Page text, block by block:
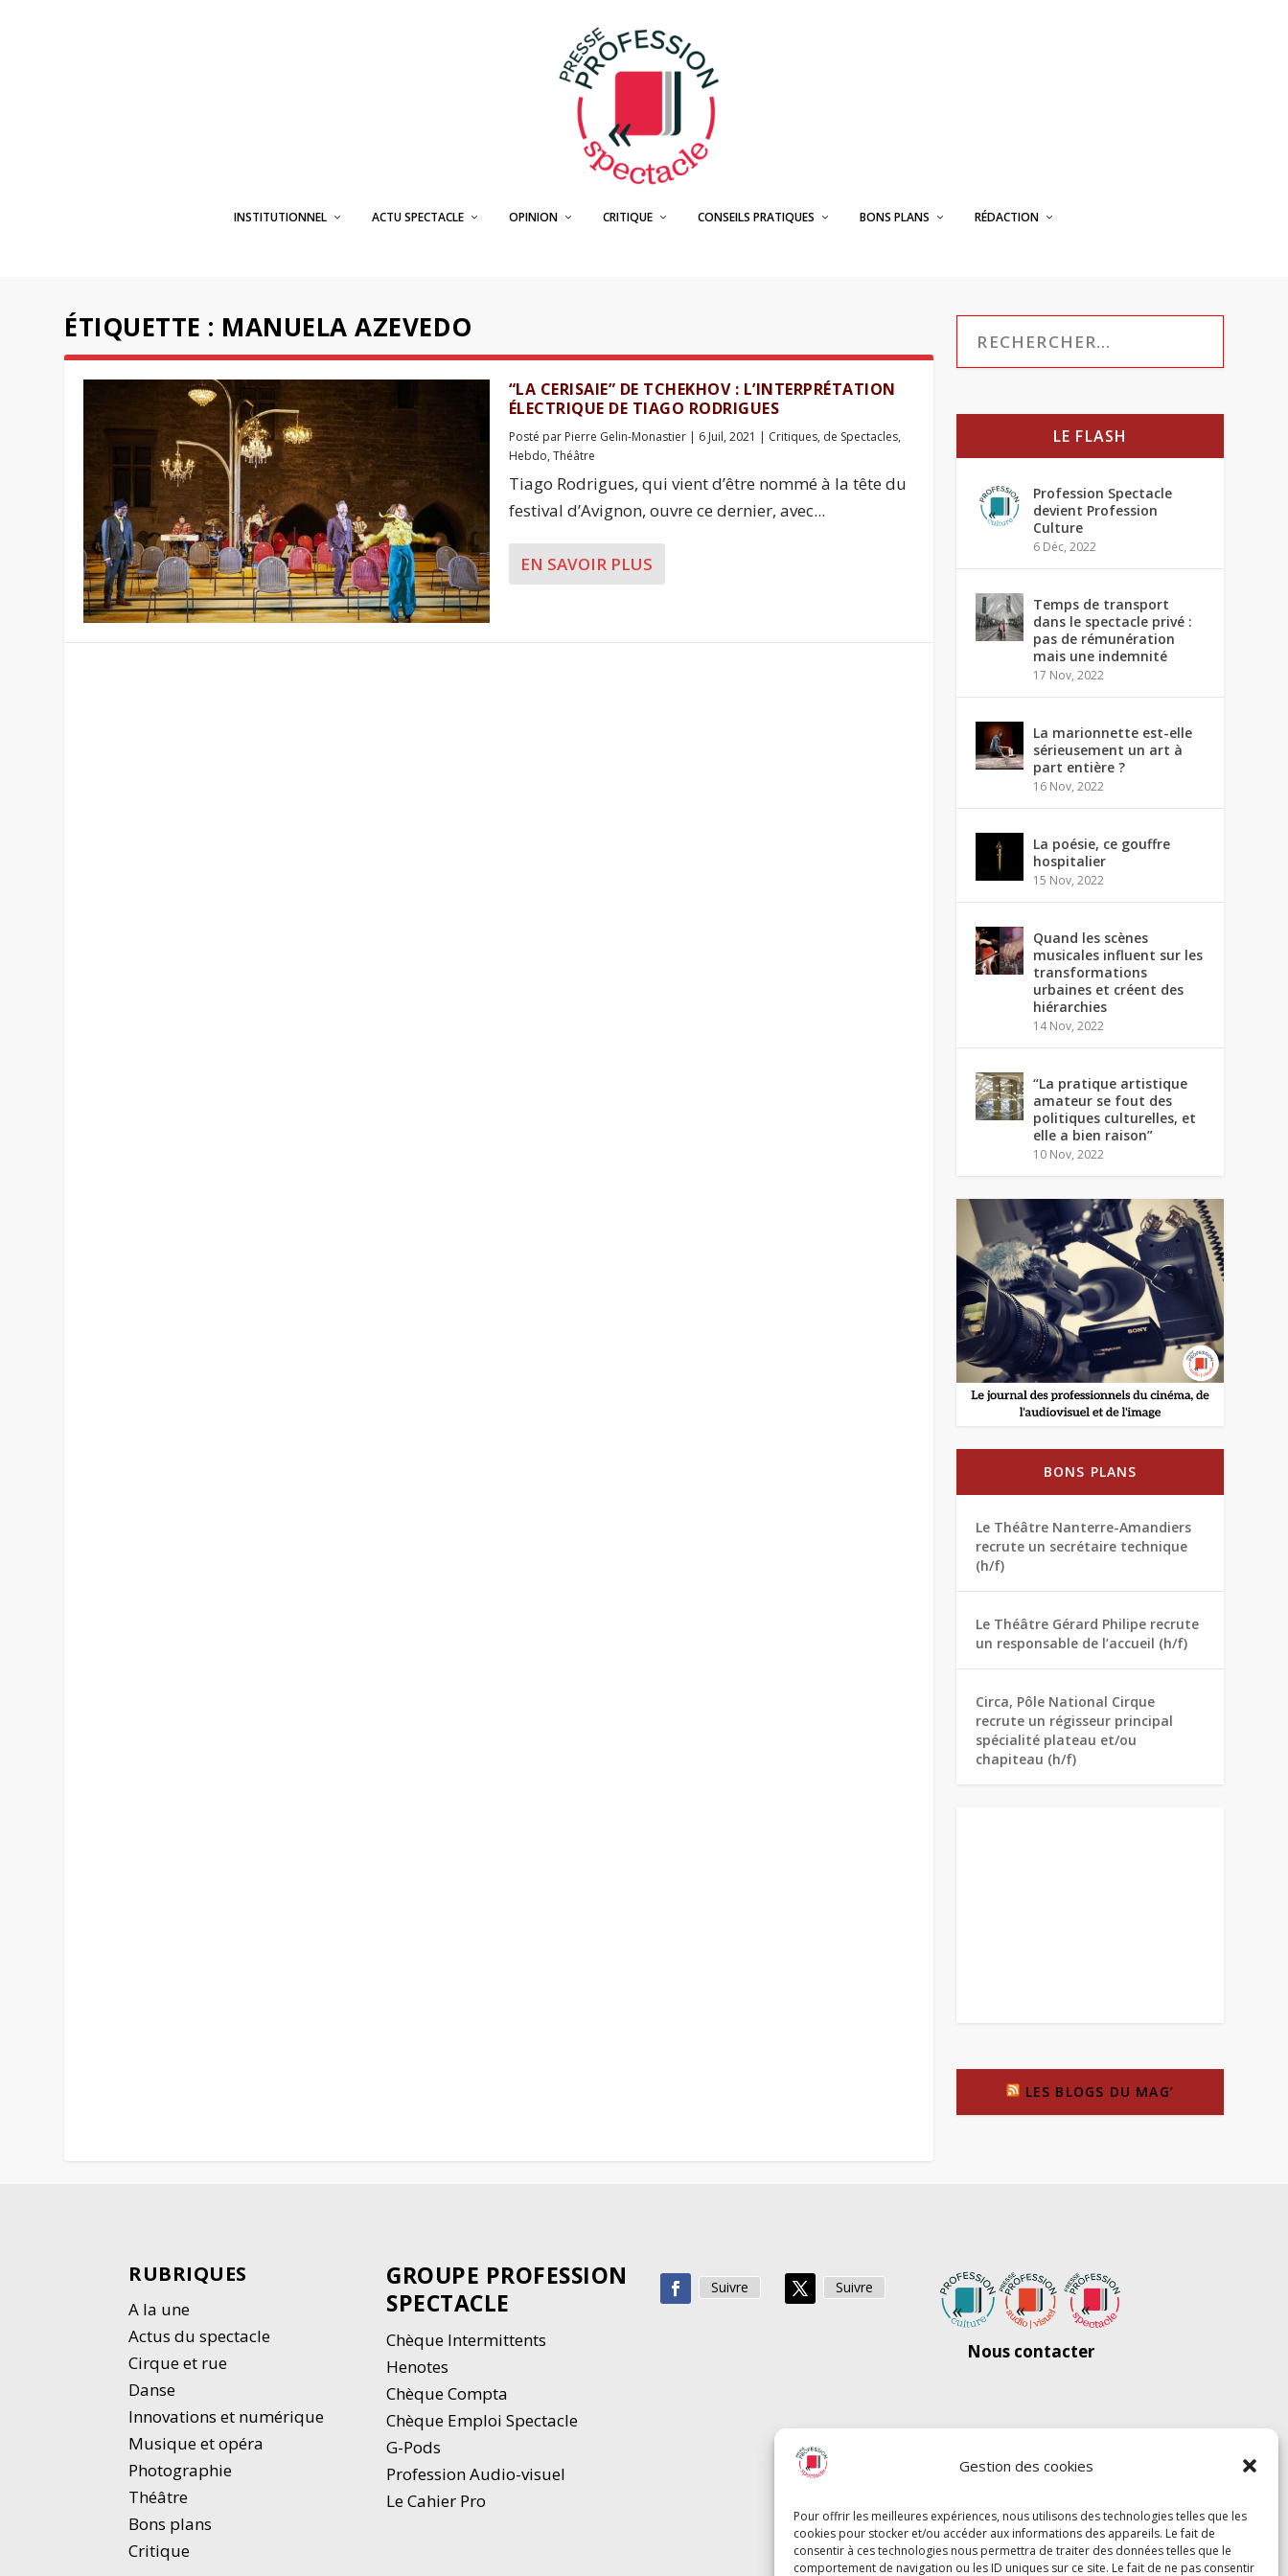
Gestion des cookies
Pour offrir les meilleures expériences, nous utilisons des technologies telles que les
cookies pour stocker et/ou accéder aux informations des appareils. Le fait de
consentir à ces technologies nous permettra de traiter des données telles que le
comportement de navigation ou les ID uniques sur ce site. Le fait de ne pas consentir
INSTITUTIONNEL ACTU SPECTACLE OPINION CRITIQUE CONSEILS PRATIQUES BONS PLANS RÉDACTION
ÉTIQUETTE : MANUELA AZEVEDO
“LA CERISAIE” DE TCHEKHOV : L’INTERPRÉTATION
ÉLECTRIQUE DE TIAGO RODRIGUES
Posté par Pierre Gelin-Monastier| 6 Juil, 2021 | Critiques, de Spectacles,
Hebdo, Théâtre
Tiago Rodrigues, qui vient d’être nommé à la tête du
festival d’Avignon, ouvre ce dernier, avec...
EN SAVOIR PLUS
LE FLASH
Profession Spectacle
devient Profession
Culture
6 Déc, 2022
Temps de transport
dans le spectacle privé :
pas de rémunération
mais une indemnité
17 Nov, 2022
La marionnette est-elle
sérieusement un art à
part entière ?
16 Nov, 2022
La poésie, ce gouffre
hospitalier
15 Nov, 2022
Quand les scènes
musicales influent sur les
transformations
urbaines et créent des
hiérarchies
14 Nov, 2022
“La pratique artistique
amateur se fout des
politiques culturelles, et
elle a bien raison”
10 Nov, 2022
BONS PLANS
Le Théâtre Nanterre-Amandiers
recrute un secrétaire technique
(h/f)
Le Théâtre Gérard Philipe recrute
un responsable de l’accueil (h/f)
Circa, Pôle National Cirque
recrute un régisseur principal
spécialité plateau et/ou
chapiteau (h/f)
LES BLOGS DU MAG’
RUBRIQUES
A la une
Actus du spectacle
Cirque et rue
Danse
Innovations et numérique
Musique et opéra
Photographie
Théâtre
Bons plans
Critique
GROUPE PROFESSION
SPECTACLE
Chèque Intermittents
Henotes
Chèque Compta
Chèque Emploi Spectacle
G-Pods
Profession Audio-visuel
Le Cahier Pro
Suivre Suivre
Nous contacter